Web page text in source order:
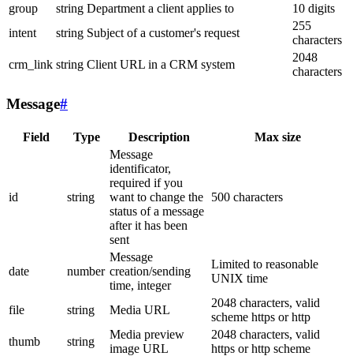
group
string Department a client applies to
10 digits
intent
string Subject of a customer's request
255
characters
crm_link string Client URL in a CRM system
2048
characters
Message#
Field Type Description Max size
id string
Message
identificator,
required if you
want to change the
status of a message
after it has been
sent
500 characters
date number
Message
creation/sending
time, integer
Limited to reasonable
UNIX time
file string Media URL
2048 characters, valid
scheme https or http
thumb
string
Media preview
image URL
2048 characters, valid
https or http scheme